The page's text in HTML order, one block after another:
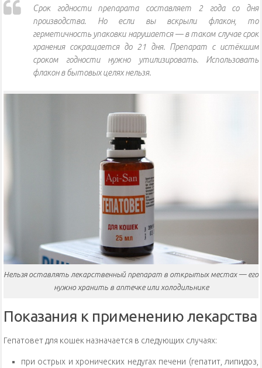
Срок годности препарата составляет 2 года со дня
производства. Но если вы вскрыли флакон, то
герметичность упаковки нарушается — в таком случае срок
хранения сокращается до 21 дня. Препарат с истёкшим
сроком годности нужно утилизировать. Использовать
флакон в бытовых целях нельзя.
Нельзя оставлять лекарственный препарат в открытых местах — его
нужно хранить в аптечке или холодильнике
Показания к применению лекарства
Гепатовет для кошек назначается в следующих случаях:
при острых и хронических недугах печени (гепатит, липидоз,